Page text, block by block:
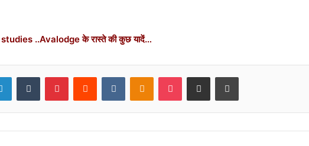
..Avalodge के रास्ते की कुछ यादें…
LinkedInTumblr PinterestReddit VKontakteOdnoklassniki
Pocket Share via Email Print